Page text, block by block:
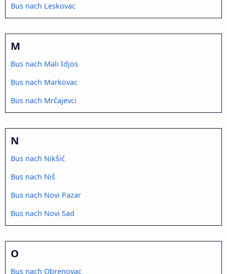
Bus nach Leskovac
M
Bus nach Mali Idjos
Bus nach Markovac
Bus nach Mrčajevci
N
Bus nach Nikšić
Bus nach Niš
Bus nach Novi Pazar
Bus nach Novi Sad
O
Bus nach Obrenovac